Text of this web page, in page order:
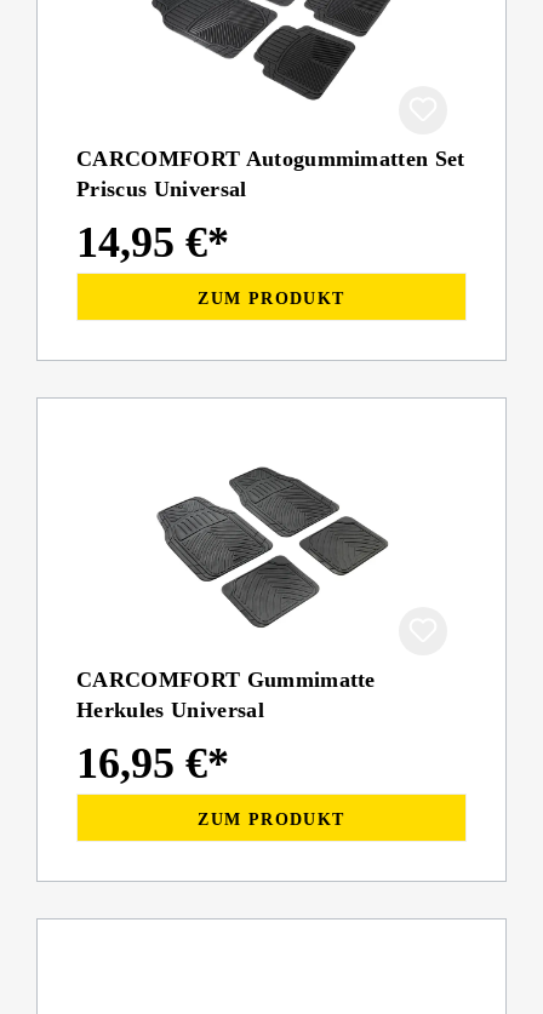
CARCOMFORT Autogummimatten Set
Priscus Universal
14,95 €*
ZUM PRODUKT
CARCOMFORT Gummimatte
Herkules Universal
16,95 €*
ZUM PRODUKT